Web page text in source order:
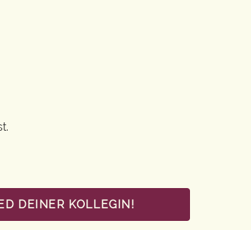
DEINER KOLLEGIN!